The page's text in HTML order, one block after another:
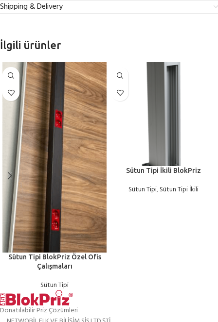
Shipping & Delivery
İlgili ürünler
Sütun Tipi BlokPriz Özel Ofis
Çalışmaları
Sütun Tipi
Sütun Tipi İkili BlokPriz
Sütun Tipi,Sütun Tipi İkili
Donatılabilir Priz Çözümleri